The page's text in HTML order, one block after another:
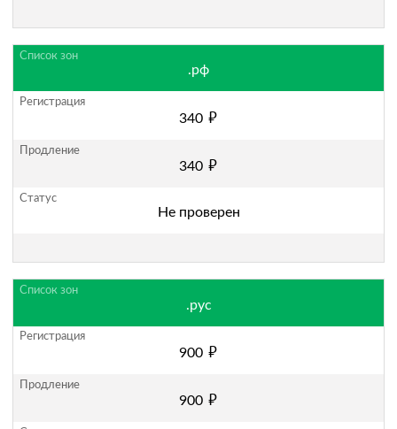
.рф
340 руб.
340 руб.
Не проверен
.рус
900 руб.
900 руб.